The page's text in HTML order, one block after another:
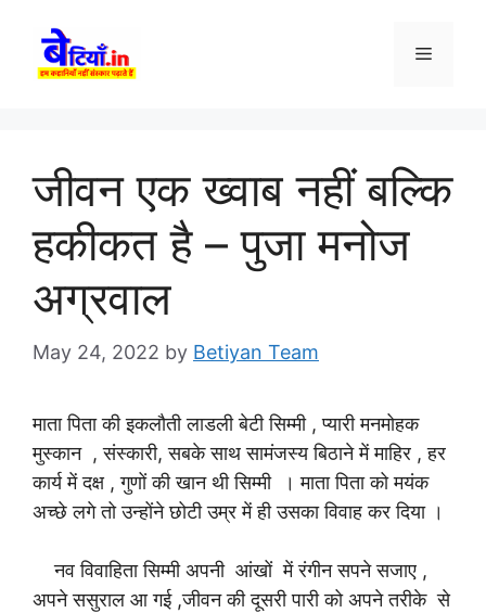
content
Menu
जीवन एक ख्वाब नहीं बल्कि
हकीकत है – पुजा मनोज
अग्रवाल
May 24, 2022 by Betiyan Team
माता पिता की इकलौती लाडली बेटी सिम्मी , प्यारी मनमोहक
मुस्कान , संस्कारी, सबके साथ सामंजस्य बिठाने में माहिर , हर
कार्य में दक्ष , गुणों की खान थी सिम्मी । माता पिता को मयंक
अच्छे लगे तो उन्होंने छोटी उम्र में ही उसका विवाह कर दिया ।
नव विवाहिता सिम्मी अपनी आंखों में रंगीन सपने सजाए ,
अपने ससुराल आ गई ,जीवन की दूसरी पारी को अपने तरीके से